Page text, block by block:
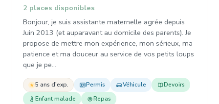
2 places disponibles
Bonjour, je suis assistante maternelle agrée depuis
Juin 2013 (et auparavant au domicile des parents). Je
propose de mettre mon expérience, mon sérieux, ma
patience et ma douceur au service de vos petits loups
que je pe…
5 ans d'exp. Permis Véhicule
Devoirs
Enfant malade
Repas